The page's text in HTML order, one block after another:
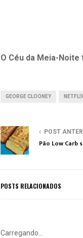
O Céu da Meia-Noite
GEORGE CLOONEY
POST
Pão Low Carb
POSTS RELACIONADOS
Carregando...